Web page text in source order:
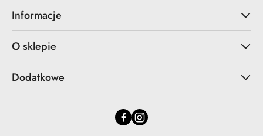
Informacje
O sklepie
Dodatkowe